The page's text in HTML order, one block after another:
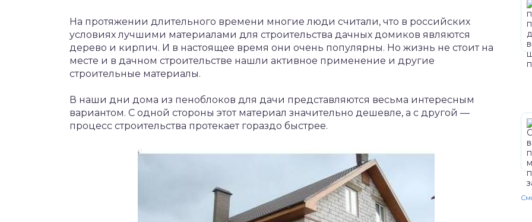
На протяжении длительного времени многие люди считали, что в российских
условиях лучшими материалами для строительства дачных домиков являются
дерево и кирпич. И в настоящее время они очень популярны. Но жизнь не стоит на
месте и в дачном строительстве нашли активное применение и другие
строительные материалы.
В наши дни дома из пеноблоков для дачи представляются весьма интересным
вариантом. С одной стороны этот материал значительно дешевле, а с другой —
процесс строительства протекает гораздо быстрее.